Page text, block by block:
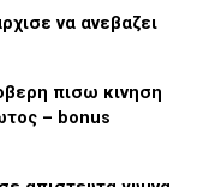
να ανεβαζει
πισω κινηση
– bonus